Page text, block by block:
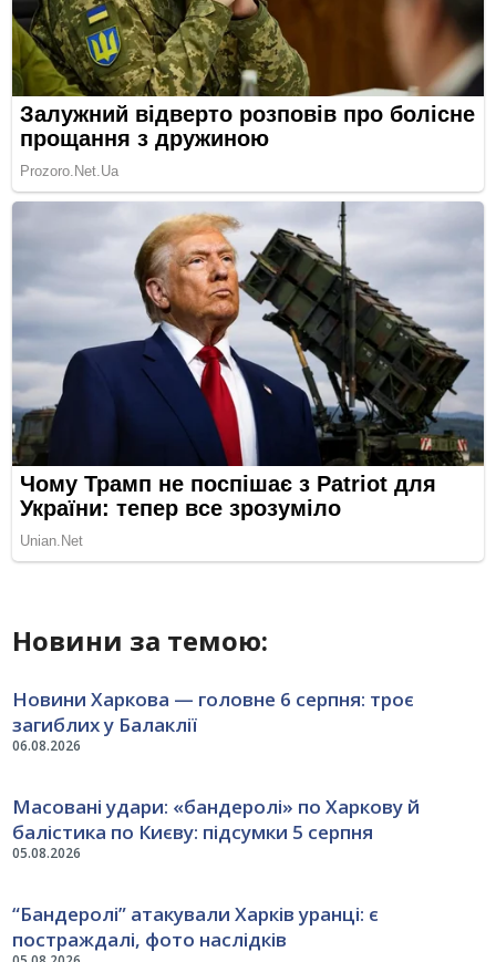
Новини за темою:
06.08.2026
Новини Харкова — головне 6 серпня: троє
загиблих у Балаклії
05.08.2026
Масовані удари: «бандеролі» по Харкову й
балістика по Києву: підсумки 5 серпня
“Бандеролі” атакували Харків уранці: є
постраждалі, фото наслідків